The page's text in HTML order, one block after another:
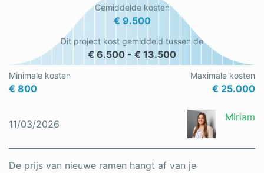
Rolluiken
Schilder
Schrijnwerker
Vloeren
Minimale kosten
€ 800
Gemiddelde kosten
€ 9.500
Maximale kosten
€ 25.000
Dit project kost gemiddeld tussen de
€ 6.500 - € 13.500
11/03/2026
Miriam
De prijs van nieuwe ramen hangt af van je